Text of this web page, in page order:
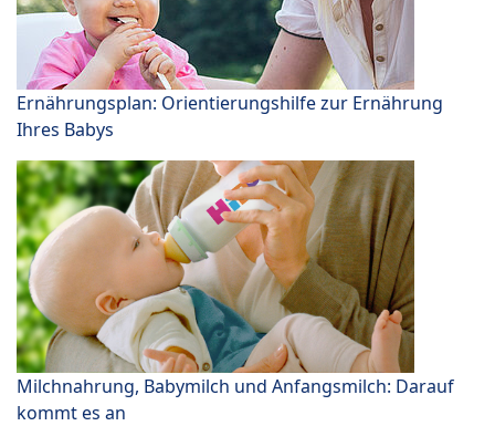
Ernährungsplan: Orientierungshilfe zur Ernährung
Ihres Babys
Milchnahrung, Babymilch und Anfangsmilch: Darauf
kommt es an